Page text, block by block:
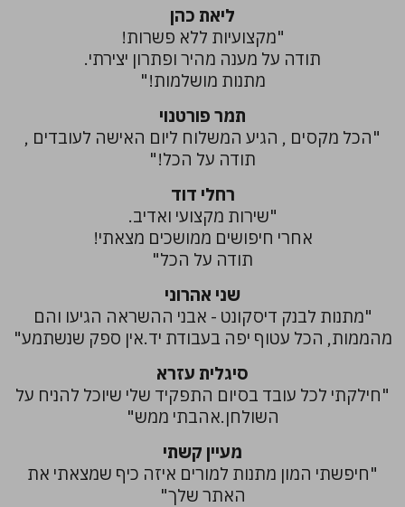
ליאת כהן
"מקצועיות ללא פשרות!
תודה על מענה מהיר ופתרון יצירתי.
מתנות מושלמות!"
תמר פורטנוי
"הכל מקסים , הגיע המשלוח ליום האישה לעובדים ,
תודה על הכל!"
רחלי דוד
"שירות מקצועי ואדיב.
אחרי חיפושים ממושכים מצאתי!
תודה על הכל"
שני אהרוני
"מתנות לבנק דיסקונט - אבני ההשראה הגיעו והם
מהממות, הכל עטוף יפה בעבודת יד.אין ספק שנשתמע"
סיגלית עזרא
"חילקתי לכל עובד בסיום התפקיד שלי שיוכל להניח על
השולחן.אהבתי ממש"
מעיין קשתי
"חיפשתי המון מתנות למורים איזה כיף שמצאתי את
האתר שלך"